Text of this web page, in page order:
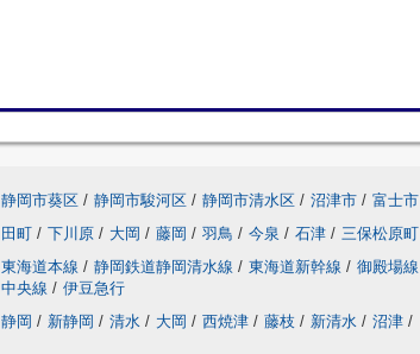
静岡市葵区 / 静岡市駿河区 / 静岡市清水区 / 沼津市 / 富士市
田町 / 下川原 / 大岡 / 藤岡 / 羽鳥 / 今泉 / 石津 / 三保松原町
東海道本線 / 静岡鉄道静岡清水線 / 東海道新幹線 / 御殿場線
中央線 / 伊豆急行
静岡 / 新静岡 / 清水 / 大岡 / 西焼津 / 藤枝 / 新清水 / 沼津 /